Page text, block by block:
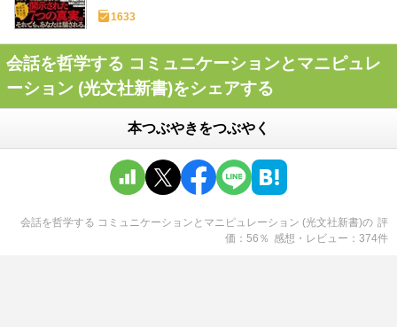
1633
会話を哲学する コミュニケーションとマニピュレ
ーション (光文社新書)をシェアする
本つぶやきをつぶやく
会話を哲学する コミュニケーションとマニピュレーション (光文社新書)の 評
価
56 ％ 感想・レビュー 374件